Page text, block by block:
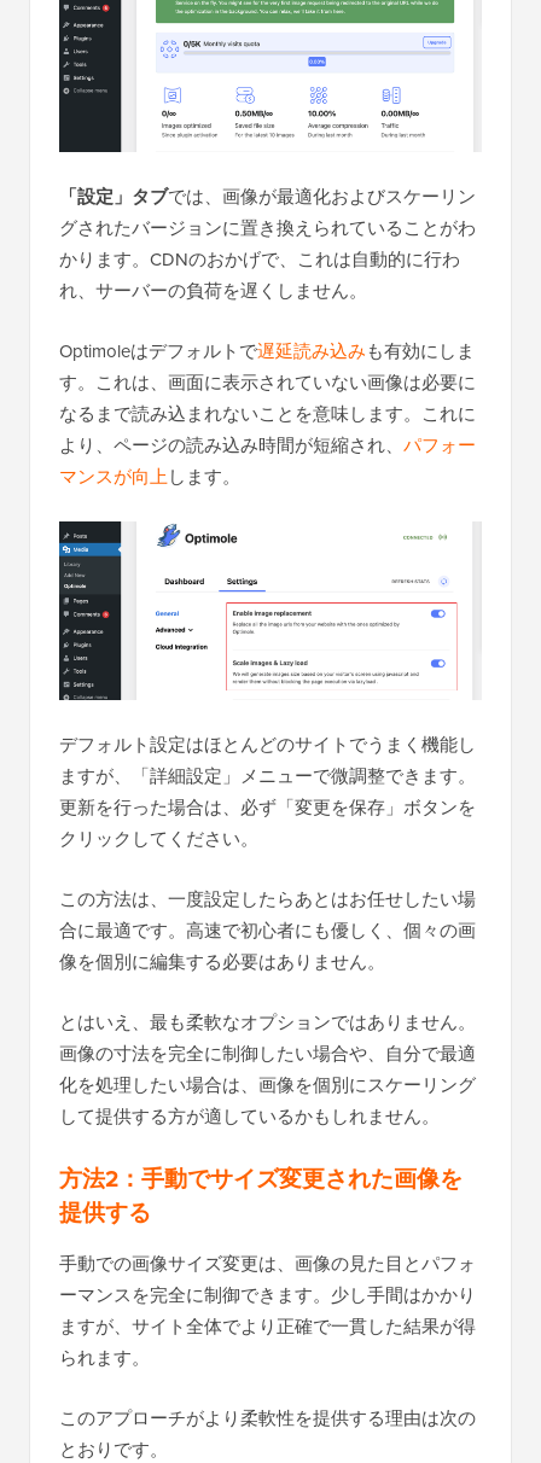
「設定」タブでは、画像が最適化およびスケーリン
グされたバージョンに置き換えられていることがわ
かります。CDNのおかげで、これは自動的に行わ
れ、サーバーの負荷を遅くしません。
Optimoleはデフォルトで遅延読み込みも有効にしま
す。これは、画面に表示されていない画像は必要に
なるまで読み込まれないことを意味します。これに
より、ページの読み込み時間が短縮され、 パフォー
マンスが向上します。
デフォルト設定はほとんどのサイトでうまく機能し
ますが、「詳細設定」メニューで微調整できます。
更新を行った場合は、必ず「変更を保存」ボタンを
クリックしてください。
この方法は、一度設定したらあとはお任せしたい場
合に最適です。高速で初心者にも優しく、個々の画
像を個別に編集する必要はありません。
とはいえ、最も柔軟なオプションではありません。
画像の寸法を完全に制御したい場合や、自分で最適
化を処理したい場合は、画像を個別にスケーリング
して提供する方が適しているかもしれません。
方法2：手動でサイズ変更された画像を
提供する
手動での画像サイズ変更は、画像の見た目とパフォ
ーマンスを完全に制御できます。少し手間はかかり
ますが、サイト全体でより正確で一貫した結果が得
られます。
このアプローチがより柔軟性を提供する理由は次の
とおりです。